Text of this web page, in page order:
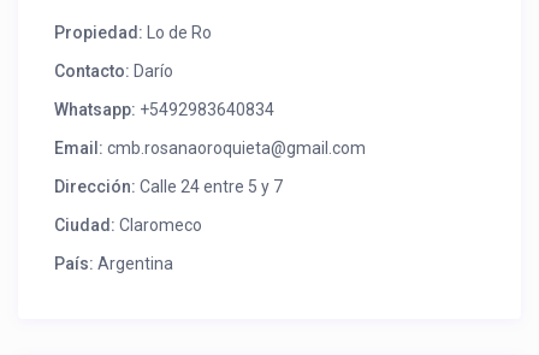
Propiedad: Lo de Ro
Contacto: Darío
Whatsapp: +5492983640834
Email: cmb.rosanaoroquieta@gmail.com
Dirección: Calle 24 entre 5 y 7
Ciudad: Claromeco
País: Argentina